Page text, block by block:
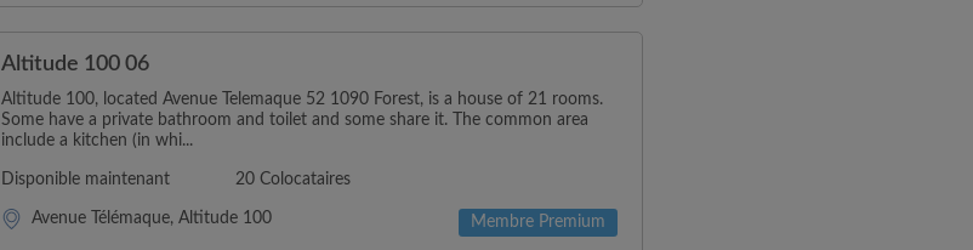
Altitude 100 06
Altitude 100, located Avenue Telemaque 52 1090 Forest, is a house of 21 rooms.
Some have a private bathroom and toilet and some share it. The common area
include a kitchen (in whi...
Disponible maintenant 20 Colocataires
Avenue Télémaque, Altitude 100 Membre Premium